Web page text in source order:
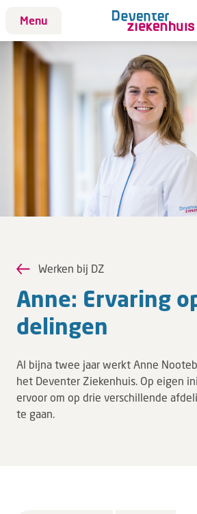
Menu
Patiënt
Wat bieden we jou?
Leren
Verwijzers
MijnDZ
Werken bij DZ
Anne: Er­va­ring
de­lin­gen
Al bijna twee jaar werkt Anne
het Deventer Ziekenhuis. Op eigen
ervoor om op drie verschillende
te gaan.